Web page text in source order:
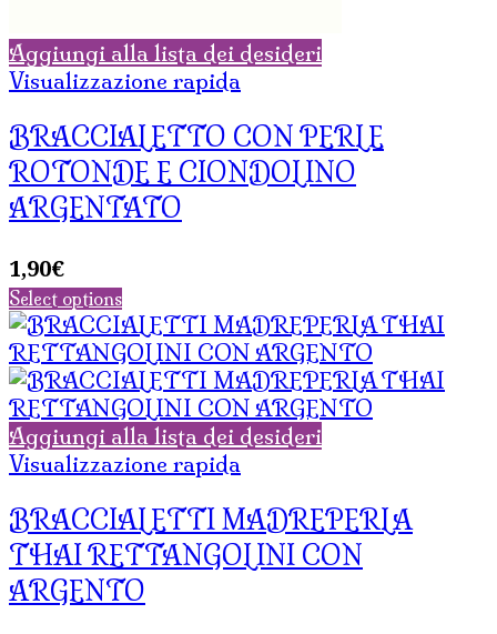
Aggiungi alla lista dei desideri
Visualizzazione rapida
BRACCIALETTO CON PERLE
ROTONDE E CIONDOLINO
ARGENTATO
1,90€
Select options
Aggiungi alla lista dei desideri
Visualizzazione rapida
BRACCIALETTI MADREPERLA
THAI RETTANGOLINI CON
ARGENTO